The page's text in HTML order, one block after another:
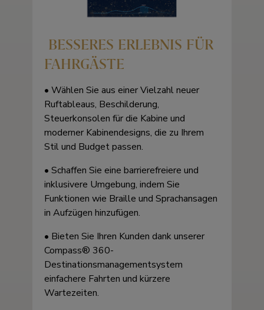
BESSERES ERLEBNIS FÜR
FAHRGÄSTE
• Wählen Sie aus einer Vielzahl neuer
Ruftableaus, Beschilderung,
Steuerkonsolen für die Kabine und
moderner Kabinendesigns, die zu Ihrem
Stil und Budget passen.
• Schaffen Sie eine barrierefreiere und
inklusivere Umgebung, indem Sie
Funktionen wie Braille und Sprachansagen
in Aufzügen hinzufügen.
• Bieten Sie Ihren Kunden dank unserer
Compass® 360-
Destinationsmanagementsystem
einfachere Fahrten und kürzere
Wartezeiten.